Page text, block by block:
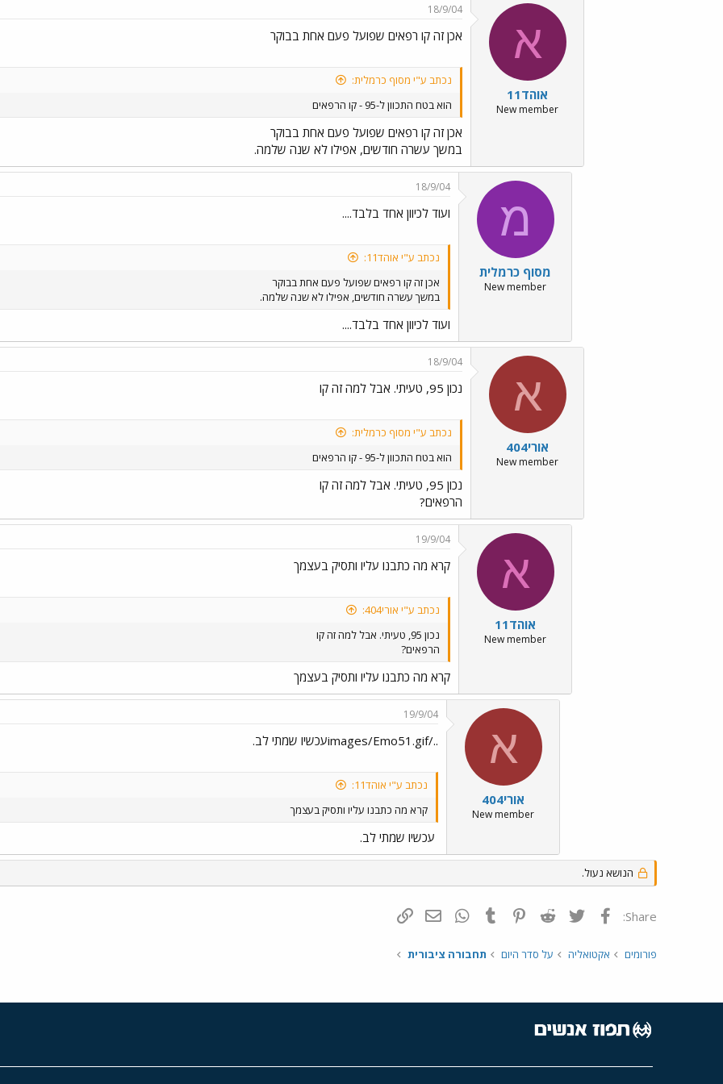
א
אוהד11
New member
18/9/04
אכן זה קו רפאים שפועל פעם אחת בבוקר
נכתב ע"י מסוף כרמלית:
הוא בטח התכוון ל-95 - קו הרפאים
אכן זה קו רפאים שפועל פעם אחת בבוקר
במשך עשרה חודשים, אפילו לא שנה שלמה.
מ
מסוף כרמלית
New member
18/9/04
ועוד לכיוון אחד בלבד....
נכתב ע"י אוהד11:
אכן זה קו רפאים שפועל פעם אחת בבוקר
במשך עשרה חודשים, אפילו לא שנה שלמה.
ועוד לכיוון אחד בלבד....
א
אורי404
New member
18/9/04
נכון 95, טעיתי. אבל למה זה קו
נכתב ע"י מסוף כרמלית:
הוא בטח התכוון ל-95 - קו הרפאים
נכון 95, טעיתי. אבל למה זה קו
הרפאים?
א
אוהד11
New member
19/9/04
קרא מה כתבנו עליו ותסיק בעצמך
נכתב ע"י אורי404:
נכון 95, טעיתי. אבל למה זה קו
הרפאים?
קרא מה כתבנו עליו ותסיק בעצמך
א
אורי404
New member
19/9/04
../images/Emo51.gifעכשיו שמתי לב.
נכתב ע"י אוהד11:
קרא מה כתבנו עליו ותסיק בעצמך
עכשיו שמתי לב.
הנושא נעול.
Share: פייסבוק Twitter
Reddit
Pinterest
Tumblr
WhatsAppדואר אלקטרוני
פורומים אקטואליה על סדר היום תחבורה ציבורית